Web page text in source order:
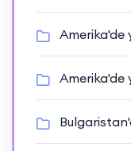
Amerika'de
Amerika'de